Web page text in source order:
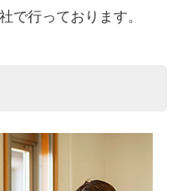
で行っております。